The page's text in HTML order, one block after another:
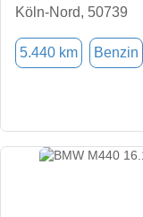
Köln-Nord, 50739
5.440 km Benzin